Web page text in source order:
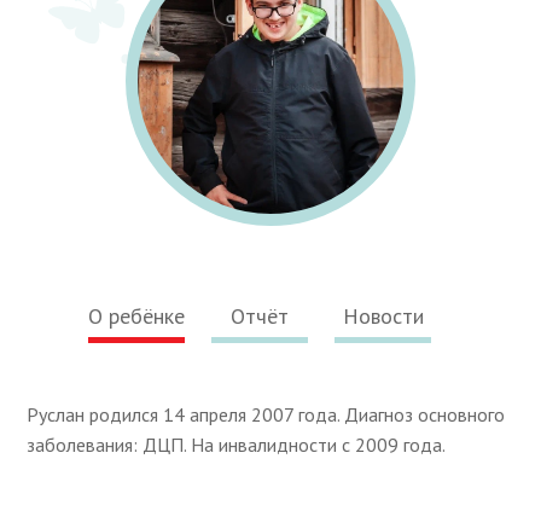
О ребёнке Отчёт Новости
Руслан родился 14 апреля 2007 года. Диагноз основного
заболевания: ДЦП. На инвалидности с 2009 года.